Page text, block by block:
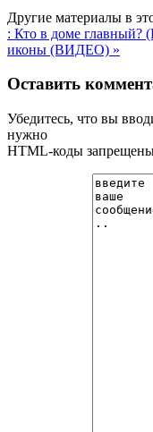
Другие материалы в
: Кто в доме
иконы (ВИДЕО) »
Оставить
Убедитесь, что вы
нужно
HTML-коды